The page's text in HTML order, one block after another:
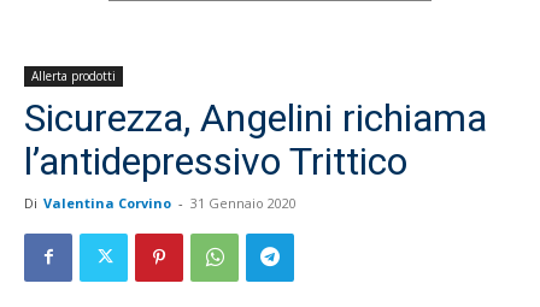
Allerta prodotti
Sicurezza, Angelini richiama
l’antidepressivo Trittico
Di Valentina Corvino - 31 Gennaio 2020